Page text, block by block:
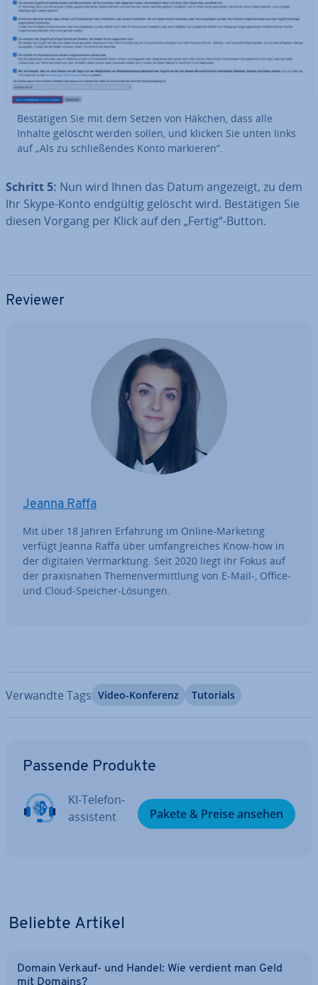
Be­stä­ti­gen Sie mit dem Setzen von Häkchen, dass alle
Inhalte gelöscht werden sollen, und klicken Sie unten links
auf „Als zu schlie­ßen­des Konto markieren“.
Schritt 5: Nun wird Ihnen das Datum angezeigt, zu dem
Ihr Skype-Konto endgültig gelöscht wird. Be­stä­ti­gen Sie
diesen Vorgang per Klick auf den „Fertig“-Button.
Reviewer
Jeanna Raffa
Mit über 18 Jahren Erfahrung im Online-Marketing
verfügt Jeanna Raffa über um­fang­rei­ches Know-how in
der digitalen Ver­mark­tung. Seit 2020 liegt ihr Fokus auf
der pra­xis­na­hen The­men­ver­mitt­lung von E-Mail-, Office-
und Cloud-Speicher-Lösungen.
Verwandte Tags Video-Konferenz Tutorials
Passende Produkte
KI-Te­le­fon­
as­sis­tent
Pakete & Preise ansehen
Beliebte Artikel
Domain Verkauf- und Handel: Wie verdient man Geld
mit Domains?